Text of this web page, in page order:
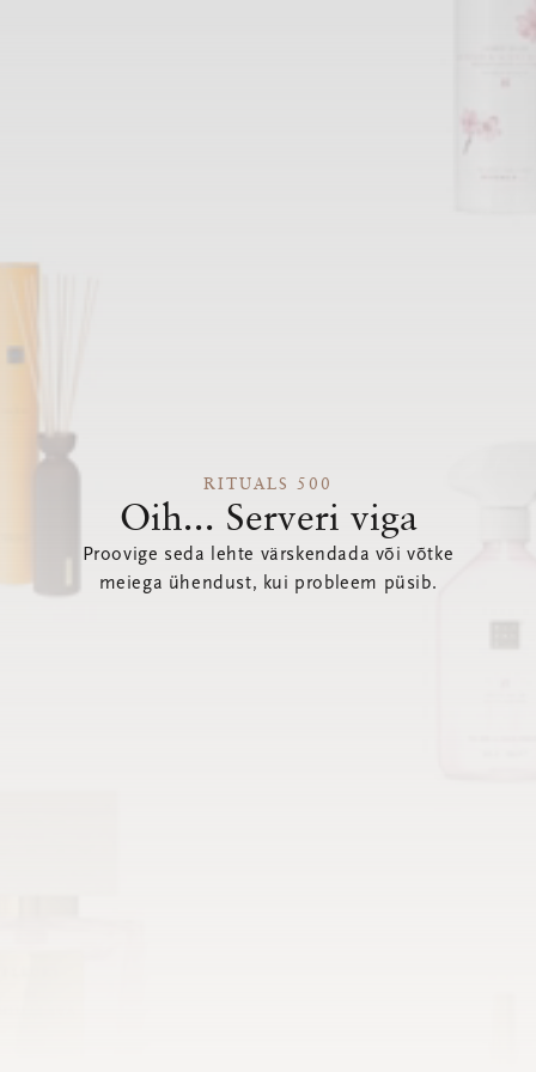
RITUALS 500
Oih... Serveri viga
Proovige seda lehte värskendada või võtke
meiega ühendust, kui probleem püsib.